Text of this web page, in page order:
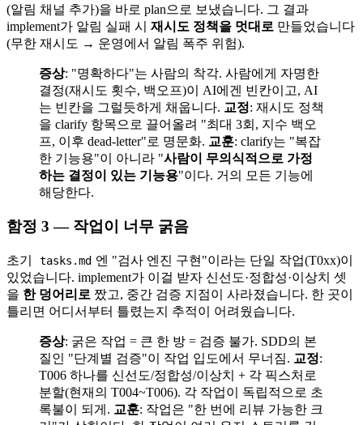
(알림 채널 추가)을 바로 plan으로 보냈습니다. 그 결과
implement가 알림 실패 시 재시도 정책을 멋대로 만들었습니다
(무한 재시도 → 운영에서 알림 폭주 위험).
증상: "명확하다"는 사람의 착각. 사람에게 자명한
결정(재시도 횟수, 백오프)이 AI에겐 빈칸이고, AI
는 빈칸을 그럴듯하게 채웁니다. 교정: 재시도 정책
을 clarify 항목으로 끌어올려 "최대 3회, 지수 백오
프, 이후 dead-letter"로 명문화. 교훈: clarify는 "복잡
한 기능용"이 아니라 "사람이 무의식적으로 가정
하는 결정이 있는 기능용"이다. 거의 모든 기능에
해당한다.
함정 3 — 작업이 너무 굵음
초기 tasks.md 엔 "검사 엔진 구현"이라는 단일 작업(T0xx)이
있었습니다. implement가 이걸 받자 신선도·정합성·이상치 셋
을 한 덩어리로 짰고, 중간 검증 지점이 사라졌습니다. 한 곳이
틀리면 어디서부터 틀렸는지 추적이 어려웠습니다.
증상: 굵은 작업 = 큰 한 방 = 검증 불가. SDD의 본
질인 "단계별 검증"이 작업 입도에서 무너짐. 교정:
T006 하나를 신선도/정합성/이상치 + 각 픽스처로
분할(현재의 T004~T006). 각 작업이 독립적으로 초
록불이 되게. 교훈: 작업은 "한 번에 리뷰 가능한 크